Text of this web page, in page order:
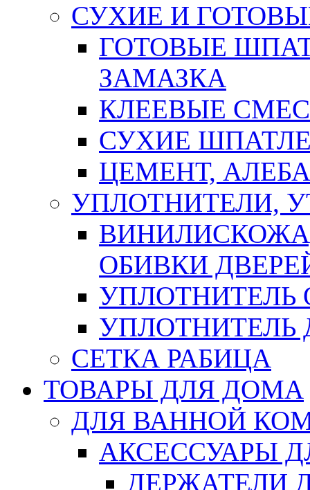
СУХИЕ И
ГОТОВЫЕ
ЗАМАЗКА
КЛЕЕВЫЕ
СУХИЕ
ЦЕМЕНТ,
УПЛОТНИТЕЛИ,
ОБИВКИ
УПЛОТНИТЕЛЬ
СЕТКА РАБИЦА
ТОВАРЫ ДЛЯ ДОМА
ДЛЯ ВАННОЙ
АКСЕССУАРЫ
ДЕРЖАТЕЛИ